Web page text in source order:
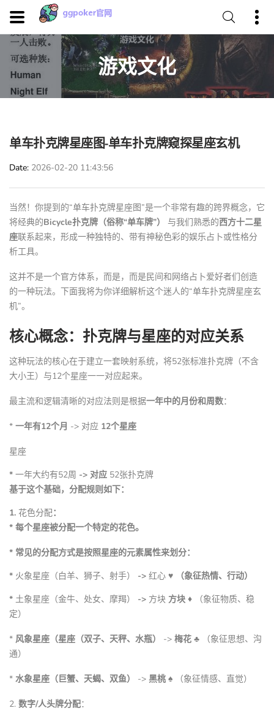
游戏文化
单车扑克牌星座图-单车扑克牌窥探星座玄机
Date 2026-02-20 11:43:56
当然！你提到的“单车扑克牌星座图”是一个非常有趣的跨界概念，它
将经典的Bicycle扑克牌（俗称“单车牌”） 与我们熟悉的西方十二星
座联系起来，形成一种独特的、带有神秘色彩的娱乐占卜或性格分
析工具。
这并不是一个官方体系，而是，而是民间和网络占卜爱好者们创造
的一种玩法。下面我将为你详细解析这个迷人的“单车扑克牌星座玄
机”。
核心概念：扑克牌与星座的对应关系
这种玩法的核心在于建立一套映射系统，将52张标准扑克牌（不含
大小王）与12个星座一一对应起来。
最主流和逻辑清晰的对应法则是根据一年中的月份和周数：
* 一年有12个月 -> 对应 12个星座
星座
* 一年大约有52周 -> 对应 52张扑克牌
基于这个基础，分配规则如下：
1. 花色分配：
* 每个星座被分配一个特定的花色。
* 常见的分配方式是按照星座的元素属性来划分：
* 火象星座（白羊、狮子、射手） -> 红心 ♥ （象征热情、行动）
* 土象星座（金牛、处女、摩羯） -> 方块 方块 ♦ （象征物质、稳
定）
* 风象星座（星座（双子、天秤、水瓶） -> 梅花 ♣ （象征思想、沟
通）
* 水象星座（巨蟹、天蝎、双鱼） -> 黑桃 ♠ （象征情感、直觉）
2. 数字/人头牌分配：